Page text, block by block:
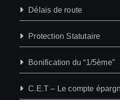
Délais de route
Protection Statutaire
Bonification du “1/5ème”
C.E.T – Le compte